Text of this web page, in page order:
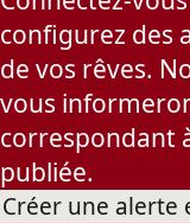
configurez des
de vos rêves.
vous
correspondant
publiée.
Créer une alerte